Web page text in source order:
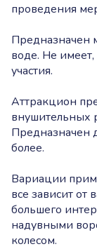
проведения
Предназначен
воде. Не
участия.
Аттракцион
внушительных
Предназначен
более.
Вариации
все зависит
большего
надувными
колесом.